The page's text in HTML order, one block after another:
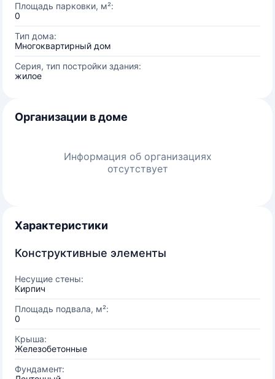
Площадь парковки, м²:
0
Тип дома:
Многоквартирный дом
Серия, тип постройки здания:
жилое
Организации в доме
Информация об организациях
отсутствует
Характеристики
Конструктивные элементы
Несущие стены:
Кирпич
Площадь подвала, м²:
0
Крыша:
Железобетонные
Фундамент: